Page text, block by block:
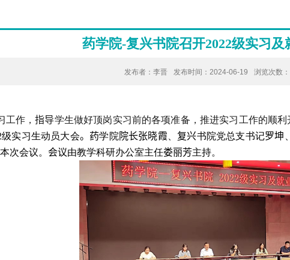
药学院-复兴书院召开2022级实习及
发布者：李晋 发布时间：2024-06-19 浏览次数：
工作，指导学生做好顶岗实习前的各项准备，推进实习工作的顺利
级实习生动员大会。药学院 院长张晓霞 复兴书院党总支书记罗坤
次会议。 会议由教学科研办公室主任娄丽芳主持。